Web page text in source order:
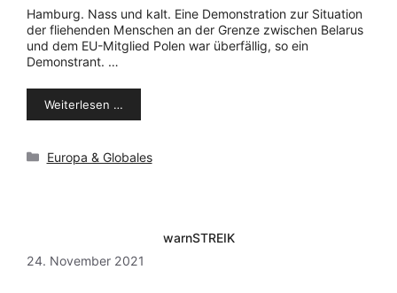
Hamburg. Nass und kalt. Eine Demonstration zur Situation
der fliehenden Menschen an der Grenze zwischen Belarus
und dem EU-Mitglied Polen war überfällig, so ein
Demonstrant. …
Weiterlesen …
Kategorien
Europa & Globales
warnSTREIK
24. November 2021